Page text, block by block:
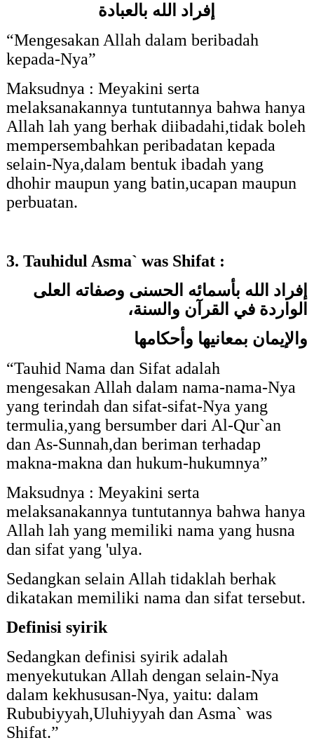
إفراد الله بالعبادة
“Mengesakan Allah dalam beribadah
kepada-Nya”
Maksudnya : Meyakini serta
melaksanakannya tuntutannya bahwa hanya
Allah lah yang berhak diibadahi,tidak boleh
mempersembahkan peribadatan kepada
selain-Nya,dalam bentuk ibadah yang
dhohir maupun yang batin,ucapan maupun
perbuatan.
3. Tauhidul Asma` was Shifat :
إفراد الله بأسمائه الحسنى وصفاته العلى
الواردة في القرآن والسنة،
والإيمان بمعانيها وأحكامها
“Tauhid Nama dan Sifat adalah
mengesakan Allah dalam nama-nama-Nya
yang terindah dan sifat-sifat-Nya yang
termulia,yang bersumber dari Al-Qur`an
dan As-Sunnah,dan beriman terhadap
makna-makna dan hukum-hukumnya”
Maksudnya : Meyakini serta
melaksanakannya tuntutannya bahwa hanya
Allah lah yang memiliki nama yang husna
dan sifat yang 'ulya.
Sedangkan selain Allah tidaklah berhak
dikatakan memiliki nama dan sifat tersebut.
Definisi syirik
Sedangkan definisi syirik adalah
menyekutukan Allah dengan selain-Nya
dalam kekhususan-Nya, yaitu: dalam
Rububiyyah,Uluhiyyah dan Asma` was
Shifat.”